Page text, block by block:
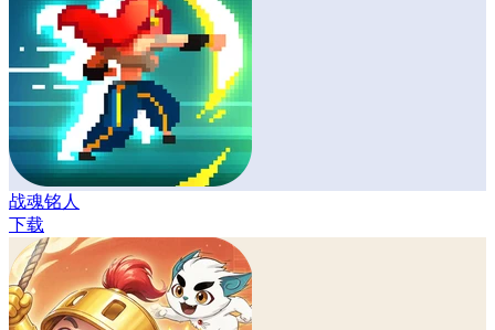
战魂铭人
下载